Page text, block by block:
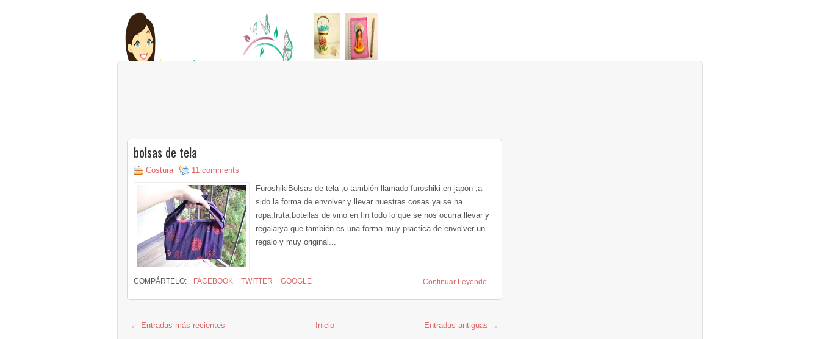
bolsas de tela
Costura
11 comments
FuroshikiBolsas de tela ,o también llamado furoshiki en japón ,a
sido la forma de envolver y llevar nuestras cosas ya se ha
ropa,fruta,botellas de vino en fin todo lo que se nos ocurra llevar y
regalarya que también es una forma muy practica de envolver un
regalo y muy original...
COMPÁRTELO: FACEBOOK TWITTER GOOGLE+ Continuar Leyendo
← Entradas más recientes Entradas antiguas →
Inicio